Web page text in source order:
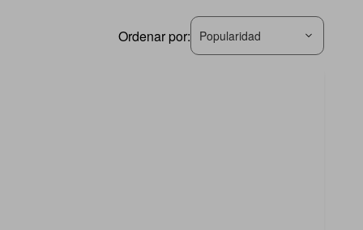
Ordenar por: Popularidad